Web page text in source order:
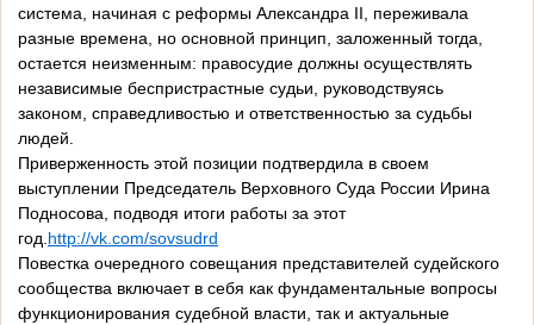
система, начиная с реформы Александра II, переживала
разные времена, но основной принцип, заложенный тогда,
остается неизменным: правосудие должны осуществлять
независимые беспристрастные судьи, руководствуясь
законом, справедливостью и ответственностью за судьбы
людей.
Приверженность этой позиции подтвердила в своем
выступлении Председатель Верховного Суда России Ирина
Подносова, подводя итоги работы за этот
год. http://vk.com/sovsudrd
Повестка очередного совещания представителей судейского
сообщества включает в себя как фундаментальные вопросы
функционирования судебной власти, так и актуальные